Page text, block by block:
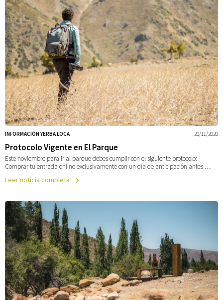
20/11/2020
INFORMACIÓN YERBA LOCA
Protocolo Vigente en El Parque
Este noviembre para ir al parque debes cumplir con el siguiente protocolo:
Comprar tu entrada online exclusivamente con un día de anticipación antes …
Leer noticia completa